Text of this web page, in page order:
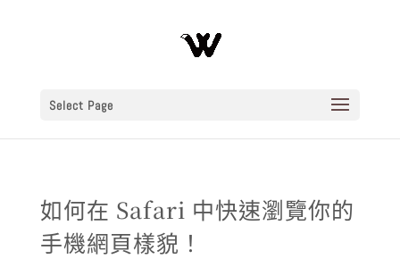
Select Page
如何在 Safari 中快速瀏覽你的
手機網頁樣貌！